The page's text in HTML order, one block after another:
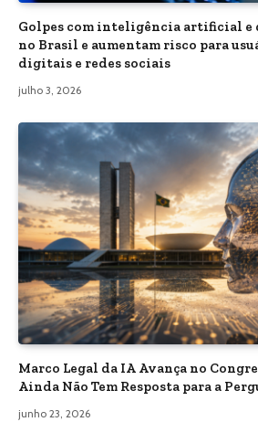
Golpes com inteligência artificial e
no Brasil e aumentam risco para
digitais e redes sociais
julho 3, 2026
Marco Legal da IA Avança no
Ainda Não Tem Resposta para a
junho 23, 2026